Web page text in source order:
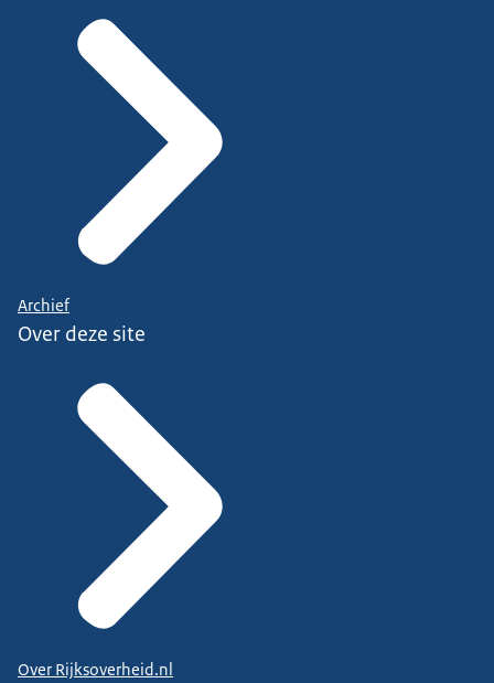
Archief
Over deze site
Over Rijksoverheid.nl